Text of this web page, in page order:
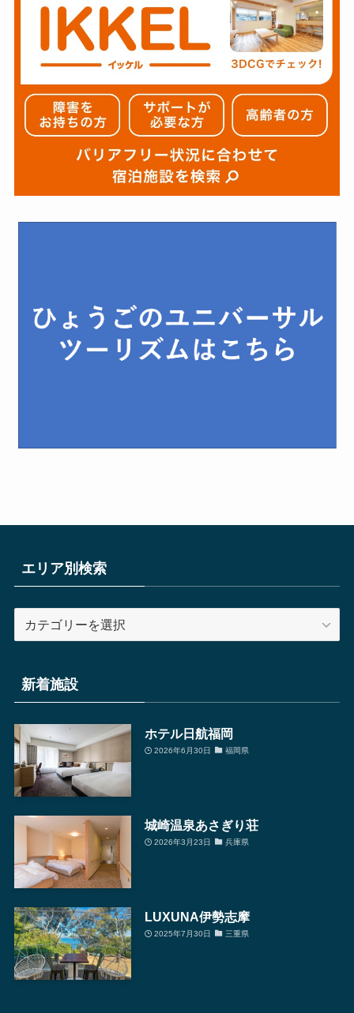
エリア別検索
リ
別
検
新着施設
ホテル日航福岡
2026年6月30日 福岡県
城崎温泉あさぎり荘
2026年3月23日 兵庫県
LUXUNA伊勢志摩
2025年7月30日 三重県